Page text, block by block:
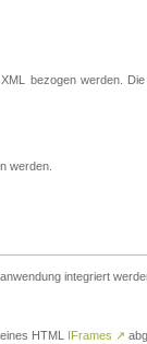
bezogen werden.
werden.
integriert
HTML IFrames ↗